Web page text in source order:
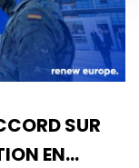
SUR
EN